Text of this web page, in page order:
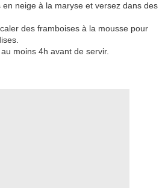
en neige à la maryse et versez dans des
des framboises à la mousse pour
moins 4h avant de servir.